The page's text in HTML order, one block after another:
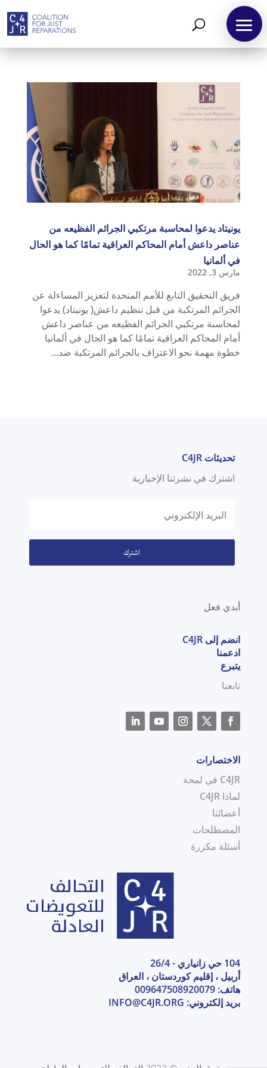
يونيتاد يدعوا لمحاسبة مرتكبي الجرائم الفظيعه من
عناصر داعش أمام المحاكم العراقية تمامًا كما هو الحال
في ألمانيا
مارس 3, 2022
فريق التحقيق التابع للأمم المتحدة لتعزيز المساءلة عن
الجرائم المرتكبة من قبل تنظيم داعش( يونيتاد) يدعوا
لمحاسبة مرتكبي الجرائم الفظيعه من عناصر داعش
أمام المحاكم العراقية تمامًا كما هو الحال في ألمانيا
خطوة مهمة نحو الاعتراف بالجرائم المرتكبة ضد...
تحديثات C4JR
اشترك في نشرتنا الإخبارية
اشترك
أبدي فعل
انضم إلى C4JR
ادعمنا
يتبرع
تابعنا
الاختصارات
C4JR في لمحة
لماذا C4JR
أعضائنا
المصطلحات
أسئلة مكررة
104 حي زانياري - 26/4
أربيل ، إقليم كوردستان ، العراق
هاتف: 009647508920079
بريد إلكتروني: INFO@C4JR.ORG